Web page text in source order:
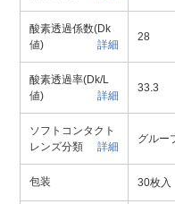
酸素透過係数(Dk
値)
詳細
28
酸素透過率(Dk/L
値)
詳細
33.3
ソフトコンタクト
レンズ分類
詳細
グルー
包装 30枚入